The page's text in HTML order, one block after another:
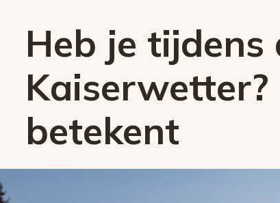
Heb je
betekent